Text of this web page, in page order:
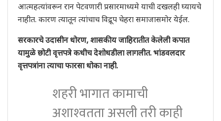
आत्महत्यांवरून रान पेटवणारी प्रसारमाध्यमे याची दखलही घ्यायचे
नाहीत. कारण त्यातून त्यांचाच विद्रूप चेहरा समाजासमोर येईल.
सरकारचे उदासीन धोरण, शासकीय जाहिरातीत केलेली कपात
यामुळे छोटी वृत्तपत्रे कधीच देशोधडीला लागलीत. भांडवलदार
वृत्तपत्रांना त्याचा फारसा धोका नाही.
शहरी भागात कामाची
अशाश्‍वतता असली तरी काही